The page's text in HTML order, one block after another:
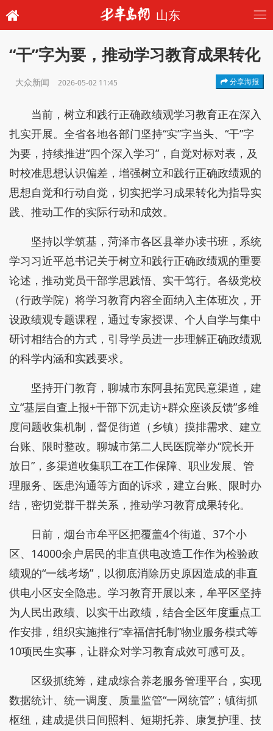
山东
“干”字为要，推动学习教育成果转化
大众新闻 2026-05-02 11:45 分享海报
当前，树立和践行正确政绩观学习教育正在深入
扎实开展。全省各地各部门坚持“实”字当头、“干”字
为要，持续推进“四个深入学习”，自觉对标对表，及
时校准思想认识偏差，增强树立和践行正确政绩观的
思想自觉和行动自觉，切实把学习成果转化为指导实
践、推动工作的实际行动和成效。
坚持以学筑基，菏泽市各区县举办读书班，系统
学习习近平总书记关于树立和践行正确政绩观的重要
论述，推动党员干部学思践悟、实干笃行。各级党校
（行政学院）将学习教育内容全面纳入主体班次，开
设政绩观专题课程，通过专家授课、个人自学与集中
研讨相结合的方式，引导学员进一步理解正确政绩观
的科学内涵和实践要求。
坚持开门教育，聊城市东阿县拓宽民意渠道，建
立“基层自查上报+干部下沉走访+群众座谈反馈”多维
度问题收集机制，督促街道（乡镇）摸排需求、建立
台账、限时整改。聊城市第二人民医院举办“院长开
放日”，多渠道收集职工在工作保障、职业发展、管
理服务、医患沟通等方面的诉求，建立台账、限时办
结，密切党群干群关系，推动学习教育成果转化。
日前，烟台市牟平区把覆盖4个街道、37个小
区、14000余户居民的非直供电改造工作作为检验政
绩观的“一线考场”，以彻底消除历史原因造成的非直
供电小区安全隐患。学习教育开展以来，牟平区坚持
为人民出政绩、以实干出政绩，结合全区年度重点工
作安排，组织实施推行“幸福信托制”物业服务模式等
10项民生实事，让群众对学习教育成效可感可及。
区级抓统筹，建成综合养老服务管理平台，实现
数据统计、统一调度、质量监管“一网统管”；镇街抓
枢纽，建成提供日间照料、短期托养、康复护理、技